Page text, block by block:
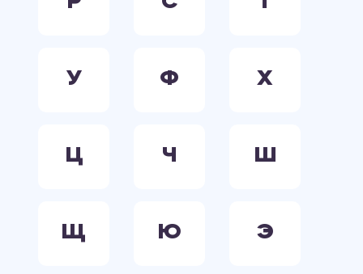
У Ф Х
Ц Ч Ш
Щ Ю Э